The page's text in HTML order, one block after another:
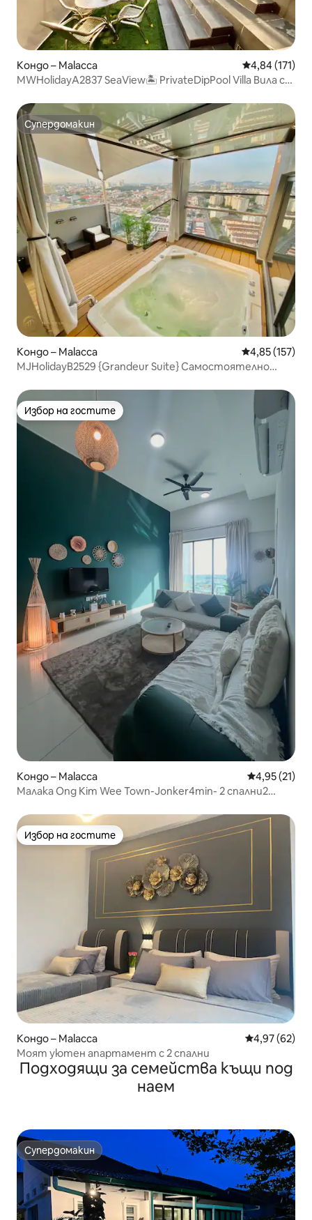
Кондо – Malacca Средна
4,84 (171)
MWHolidayA2837 SeaView🏝 PrivateDipPool Villa Вилa с
Супердомакин
Супердомакин
Кондо – Malacca Средна
4,85 (157)
MJHolidayB2529 {Grandeur Suite} Самостоятелно
Избор на гостите
Избор на гостите
Кондо – Malacca Средна
4,95 (21)
Малака Ong Kim Wee Town-Jonker4min- 2 спални2
Избор на гостите
Избор на гостите
Кондо – Malacca Средна
4,97 (62)
Моят уютен апартамент с 2 спални
Подходящи за семейства къщи под
наем
Супердомакин
Супердомакин